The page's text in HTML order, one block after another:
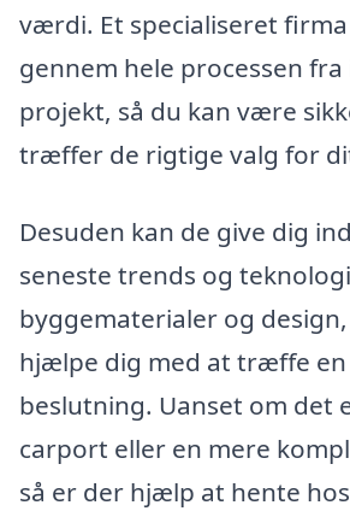
værdi. Et specialiseret
gennem hele processen
projekt, så du kan være
træffer de rigtige valg for
Desuden kan de give dig
seneste trends og
byggematerialer og
hjælpe dig med at træffe
beslutning. Uanset om det
carport eller en mere
så er der hjælp at hente